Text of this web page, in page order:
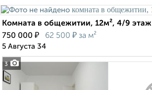
3
Комната в общежитии, 12м², 4/9 этаж
750 000 ₽ 62 500 ₽ за м²
5 Августа 34